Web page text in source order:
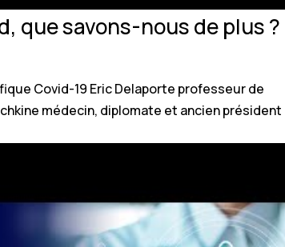
que savons-nous de plus ?
Covid-19 Eric Delaporte professeur de
médecin, diplomate et ancien président